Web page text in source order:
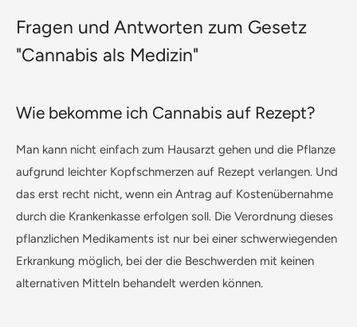
Fragen und Antworten zum Gesetz
"Cannabis als Medizin"
Wie bekomme ich Cannabis auf Rezept?
Man kann nicht einfach zum Hausarzt gehen und die Pflanze
aufgrund leichter Kopfschmerzen auf Rezept verlangen. Und
das erst recht nicht, wenn ein Antrag auf Kostenübernahme
durch die Krankenkasse erfolgen soll. Die Verordnung dieses
pflanzlichen Medikaments ist nur bei einer schwerwiegenden
Erkrankung möglich, bei der die Beschwerden mit keinen
alternativen Mitteln behandelt werden können.